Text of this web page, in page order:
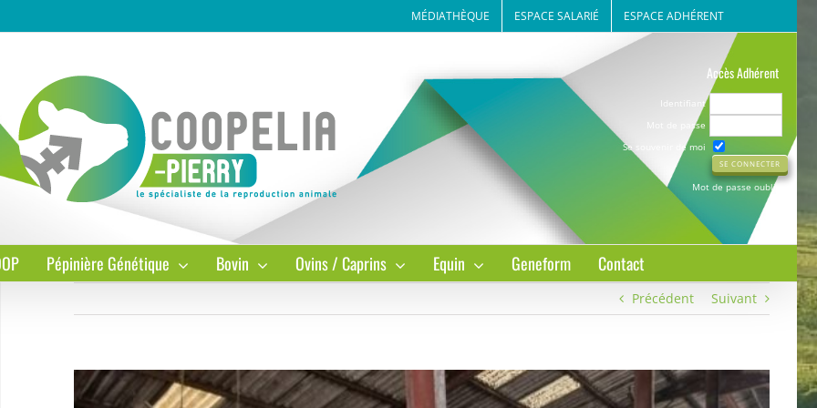
Accès Adhérent
Identifiant
Mot de passe
Se souvenir de moi
Mot de passe oublié ?
MÉDIATHÈQUE ESPACE SALARIÉ ESPACE ADHÉRENT
Pépinière Génétique Bovin Ovins / Caprins Equin Geneform Contact
Précédent Suivant
Voir
l'image